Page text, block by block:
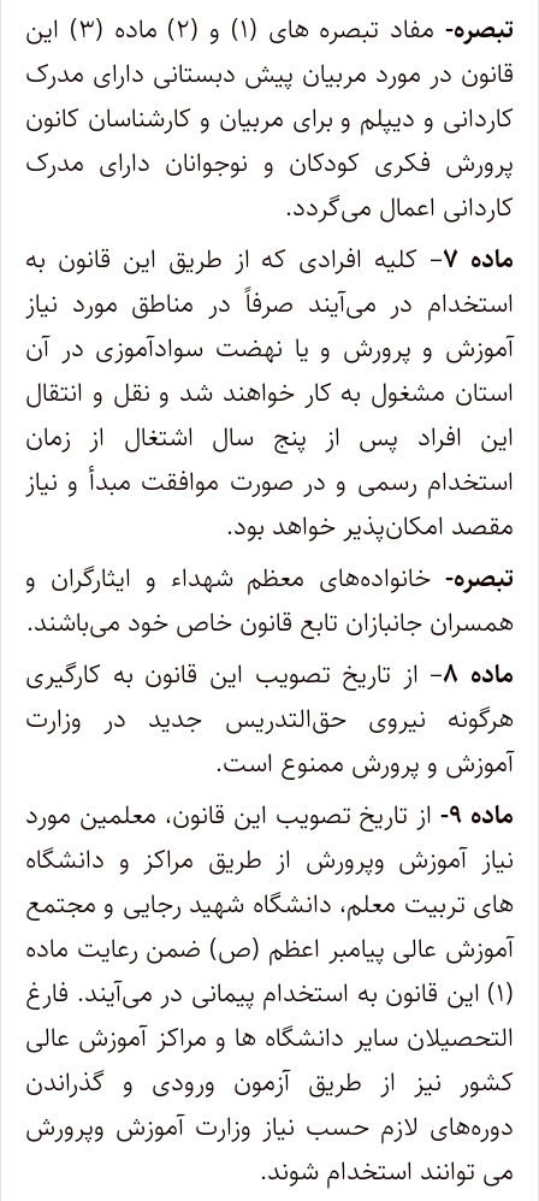
تبصره-
مفاد تبصره های (۱) و (۲) ماده (۳) این
قانون در مورد مربیان پیش دبستانی دارای مدرک
کاردانی و دیپلم و برای مربیان و کارشناسان کانون
پرورش فکری کودکان و نوجوانان دارای مدرک
کاردانی اعمال می‌گردد.
ماده ۷
– کلیه افرادی که از طریق این قانون به
استخدام در می‌آیند صرفاً در مناطق مورد نیاز
آموزش و پرورش و یا نهضت سوادآموزی در آن
استان مشغول به کار خواهند شد و نقل و انتقال
این افراد پس از پنج سال اشتغال از زمان
استخدام رسمی و در صورت موافقت مبدأ و نیاز
مقصد امکان‌پذیر خواهد بود.
تبصره- خانواده‌های معظم شهداء و ایثارگران و
همسران جانبازان تابع قانون خاص خود می‌باشند.
ماده ۸
– از تاریخ تصویب این قانون به کارگیری
هرگونه نیروی حق‌التدریس جدید در وزارت
آموزش و پرورش ممنوع است.
ماده ۹-
از تاریخ تصویب این قانون، معلمین مورد
نیاز آموزش وپرورش از طریق مراکز و دانشگاه
های تربیت معلم، دانشگاه شهید رجایی و مجتمع
آموزش عالی پیامبر اعظم (ص) ضمن رعایت ماده
(۱) این قانون به استخدام پیمانی در می‌آیند. فارغ
التحصیلان سایر دانشگاه ها و مراکز آموزش عالی
کشور نیز از طریق آزمون ورودی و گذراندن
دوره‌های لازم حسب نیاز وزارت آموزش وپرورش
می توانند استخدام شوند.